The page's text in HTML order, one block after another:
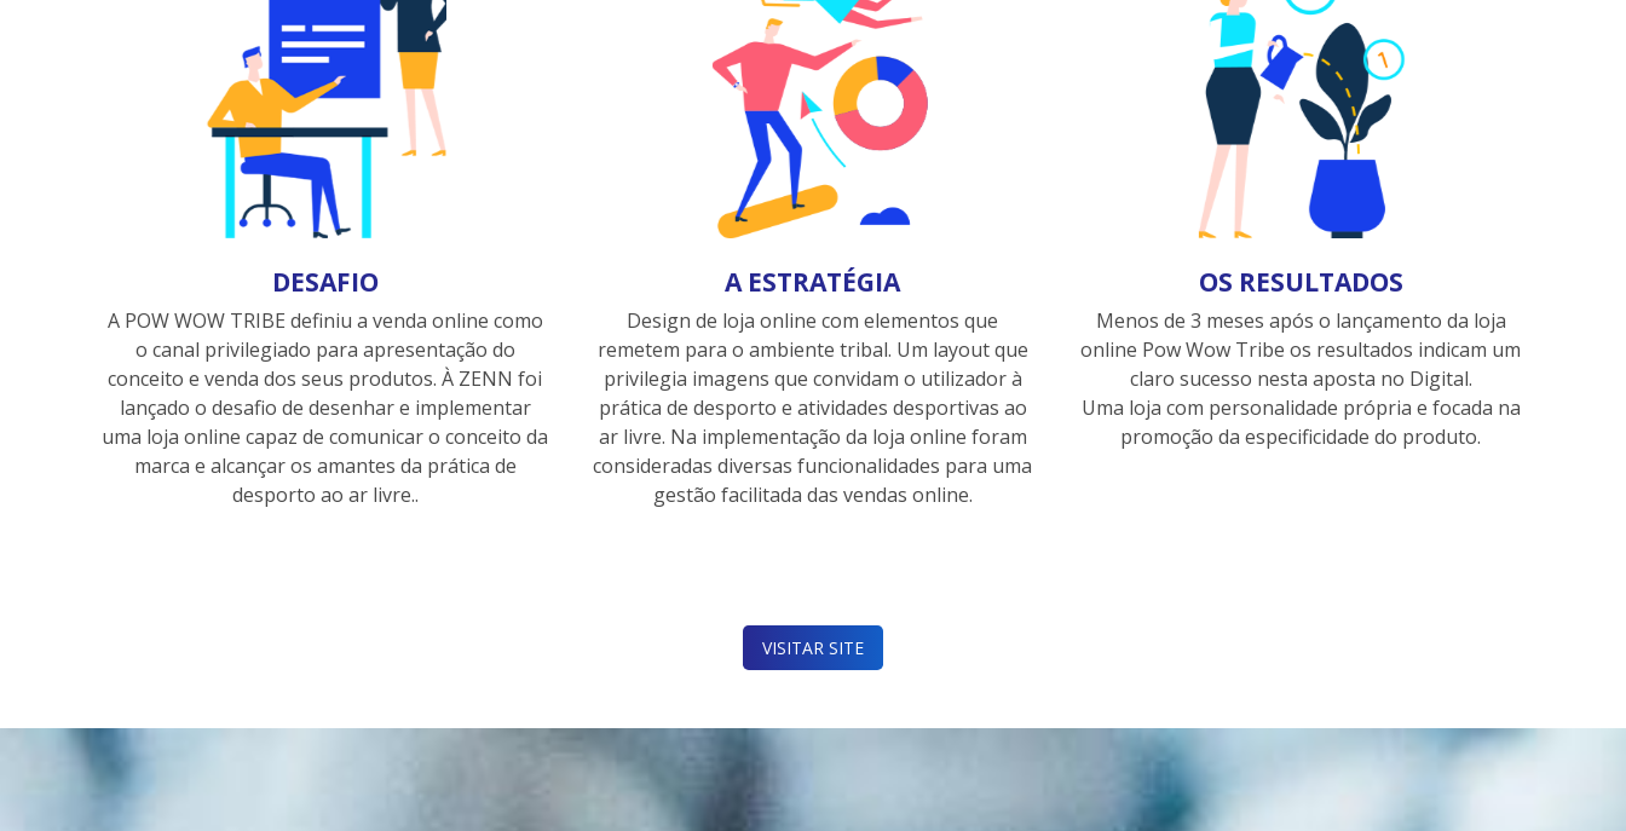
DESAFIO
A POW WOW TRIBE definiu a venda online como
o canal privilegiado para apresentação do
conceito e venda dos seus produtos. À ZENN foi
lançado o desafio de desenhar e implementar
uma loja online capaz de comunicar o conceito da
marca e alcançar os amantes da prática de
desporto ao ar livre..
A ESTRATÉGIA
Design de loja online com elementos que
remetem para o ambiente tribal. Um layout que
privilegia imagens que convidam o utilizador à
prática de desporto e atividades desportivas ao
ar livre. Na implementação da loja online foram
consideradas diversas funcionalidades para uma
gestão facilitada das vendas online.
OS RESULTADOS
Menos de 3 meses após o lançamento da loja
online Pow Wow Tribe os resultados indicam um
claro sucesso nesta aposta no Digital.
Uma loja com personalidade própria e focada na
promoção da especificidade do produto.
VISITAR SITE